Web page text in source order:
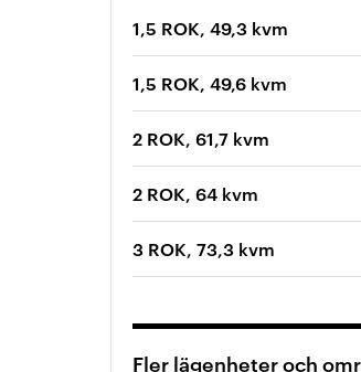
1,5 ROK, 49,3 kvm
1,5 ROK, 49,6 kvm
2 ROK, 61,7 kvm
2 ROK, 64 kvm
3 ROK, 73,3 kvm
Fler lägenheter och